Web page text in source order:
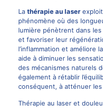
La thérapie au laser
phénomène où des
lumière pénètrent dans
et favoriser leur
l’inflammation et améliore
aide à diminuer les
des mécanismes naturels
également à rétablir
conséquent, à atténuer
Thérapie au laser et